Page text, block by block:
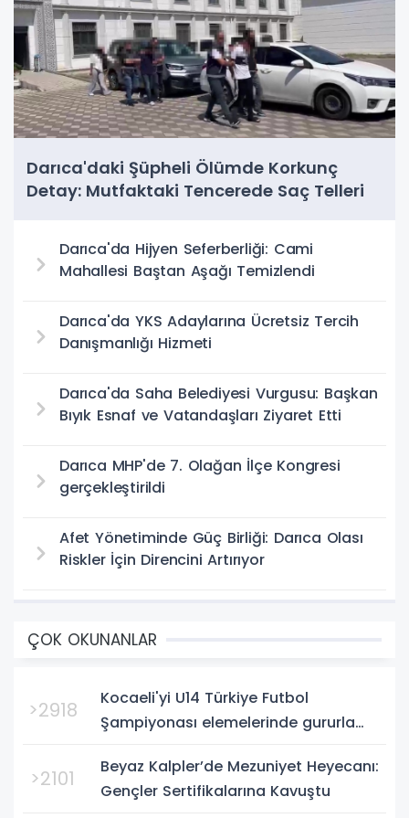
Darıca'daki Şüpheli Ölümde Korkunç
Detay: Mutfaktaki Tencerede Saç Telleri
Darıca'da Hijyen Seferberliği: Cami
Mahallesi Baştan Aşağı Temizlendi
Darıca'da YKS Adaylarına Ücretsiz Tercih
Danışmanlığı Hizmeti
Darıca'da Saha Belediyesi Vurgusu: Başkan
Bıyık Esnaf ve Vatandaşları Ziyaret Etti
Darıca MHP'de 7. Olağan İlçe Kongresi
gerçekleştirildi
Afet Yönetiminde Güç Birliği: Darıca Olası
Riskler İçin Direncini Artırıyor
ÇOK OKUNANLAR
>2918
Kocaeli'yi U14 Türkiye Futbol
Şampiyonası elemelerinde gururla
Bursa'da oynanan yarı final...
>2101
Beyaz Kalpler’de Mezuniyet Heyecanı:
Gençler Sertifikalarına Kavuştu